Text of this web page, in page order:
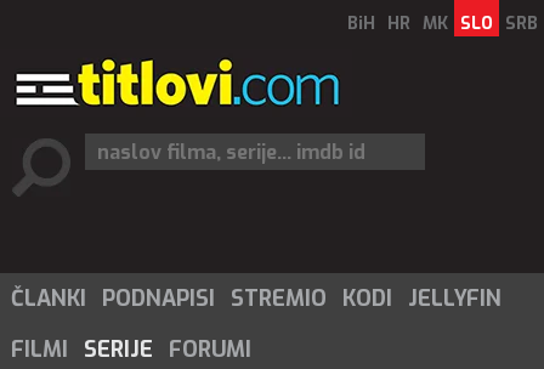
BiH HR MK SLO SRB
ČLANKI PODNAPISI STREMIO KODI
JELLYFIN
FILMI
SERIJE FORUMI